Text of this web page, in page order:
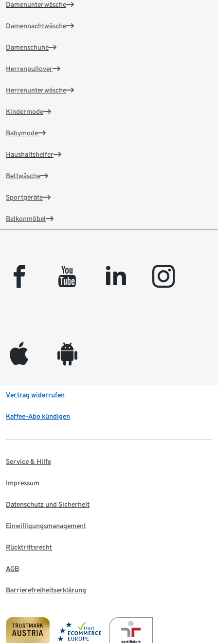
Damenunterwäsche
Damennachtwäsche
Damenschuhe
Herrenpullover
Herrenunterwäsche
Kindermode
Babymode
Haushaltshelfer
Bettwäsche
Sportgeräte
Balkonmöbel
facebook youtube linkedin instagram
appleinc android
Vertrag widerrufen
Kaffee-Abo kündigen
Service & Hilfe
Impressum
Datenschutz und Sicherheit
Einwilligungsmanagement
Rücktrittsrecht
AGB
Barrierefreiheitserklärung